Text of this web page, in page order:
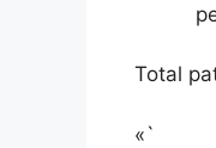
Total
«`